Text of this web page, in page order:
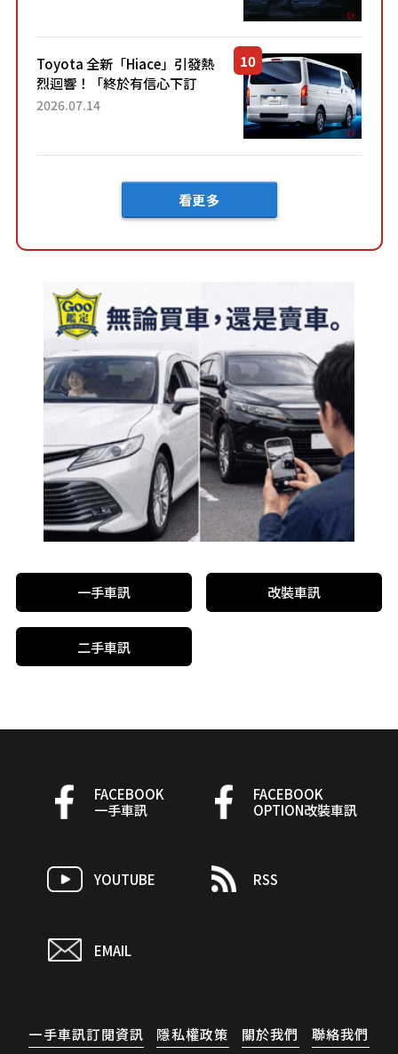
「三...
Toyota 全新「Hiace」引發熱
烈迴響！「終於有信心下訂
了！」「哪個等級交車最
車？...
2026.07.14
看更多
一手車訊 改裝車訊
二手車訊
FACEBOOK
一手車訊
FACEBOOK
OPTION改裝車訊
YOUTUBE RSS
EMAIL
一手車訊訂閱資訊 隱私權政策 關於我們 聯絡我們